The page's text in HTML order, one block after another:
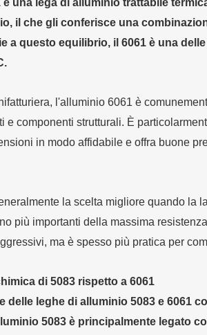
è una lega di alluminio trattabile
il che gli conferisce una
a questo equilibrio, il 6061 è una
l'alluminio 6061 è
e componenti strutturali. È
in modo affidabile e offra buone
la scelta migliore quando la
più importanti della massima
ma è spesso più pratica per
di 5083 rispetto a 6061
delle leghe di alluminio 5083 e 6061
5083 è principalmente legato